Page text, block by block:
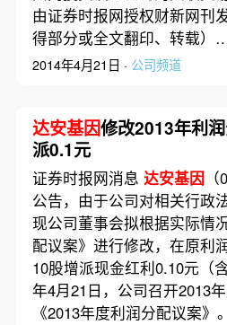
由证券时报网授权财新网刊
得部分或全文翻印、转载
2014年4月21日 · 公司频道
达安基因修改2013年利
派0.1元
证券时报网消息 达安基因
公告，由于公司对相关行政
现公司董事会拟根据实际情
配议案》进行修改，在原利
10股增派现金红利0.10元（
年4月21日，公司召开2013
《2013年度利润分配议案